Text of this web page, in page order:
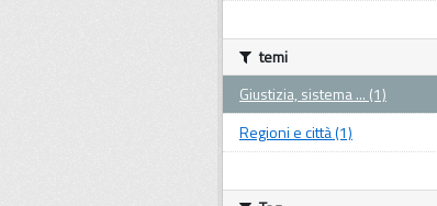
temi
Giustizia, sistema ... (1)
Regioni e città (1)